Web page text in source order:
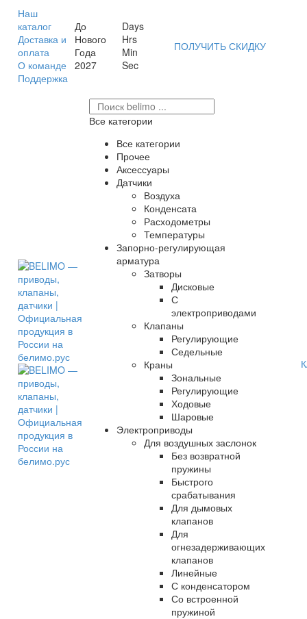
Наш
каталог
Доставка и
оплата
О команде
Поддержка
До
Нового
Года
2027
Days
Hrs
Min
Sec
ПОЛУЧИТЬ СКИДКУ
Все категории
Все категории
Прочее
Аксессуары
Датчики
Воздуха
Конденсата
Расходометры
Температуры
Запорно-регулирующая
арматура
Затворы
Дисковые
С
электроприводами
Клапаны
Регулирующие
Седельные
Краны
Зональные
Регулирующие
Ходовые
Шаровые
Электроприводы
Для воздушных заслонок
Без возвратной
пружины
Быстрого
срабатывания
Для дымовых
клапанов
Для
огнезадерживающих
клапанов
Линейные
С конденсатором
Со встроенной
пружиной